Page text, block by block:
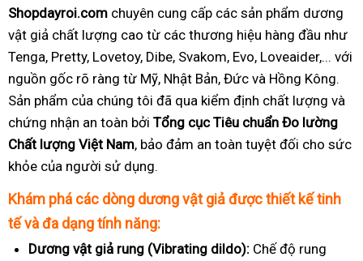
Shopdayroi.com chuyên cung cấp các sản phẩm dương
vật giả chất lượng cao từ các thương hiệu hàng đầu như
Tenga, Pretty, Lovetoy, Dibe, Svakom, Evo, Loveaider,... với
nguồn gốc rõ ràng từ Mỹ, Nhật Bản, Đức và Hồng Kông.
Sản phẩm của chúng tôi đã qua kiểm định chất lượng và
chứng nhận an toàn bởi Tổng cục Tiêu chuẩn Đo lường
Chất lượng Việt Nam, bảo đảm an toàn tuyệt đối cho sức
khỏe của người sử dụng.
Khám phá các dòng dương vật giả được thiết kế tinh
tế và đa dạng tính năng:
Dương vật giả rung (Vibrating dildo): Chế độ rung